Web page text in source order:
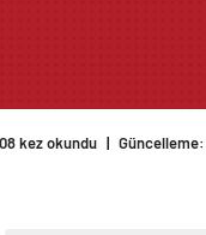
kez okundu |